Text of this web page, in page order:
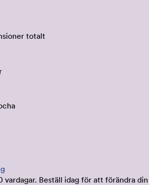
totalt
vardagar. Beställ idag för att förändra din